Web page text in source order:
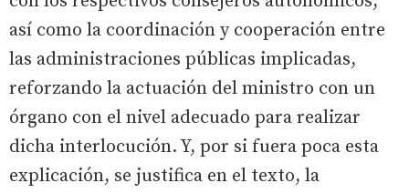
así como la coordinación y cooperación entre
las administraciones públicas implicadas,
reforzando la actuación del ministro con un
órgano con el nivel adecuado para realizar
dicha interlocución. Y, por si fuera poca esta
explicación, se justifica en el texto, la